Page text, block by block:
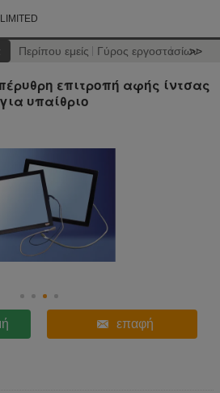
Περίπου εμείς Γύρος εργοστασίων
>>
επιτροπή αφής ίντσας
υπαίθριο
επαφή